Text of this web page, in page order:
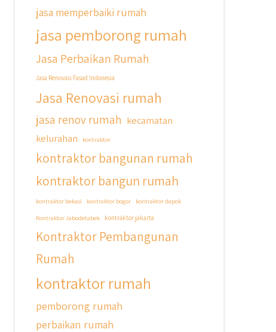
jasa memperbaiki rumah
jasa pemborong rumah
Jasa Perbaikan Rumah
Jasa Renovasi Fasad Indonesia
Jasa Renovasi rumah
jasa renov rumah kecamatan
kelurahan
kontraktor
kontraktor bangunan rumah
kontraktor bangun rumah
kontraktor bekasi kontraktor bogor
kontraktor depok
Kontraktor Jabodetabek
kontraktor jakarta
Kontraktor Pembangunan
Rumah
kontraktor rumah
pemborong rumah
perbaikan rumah